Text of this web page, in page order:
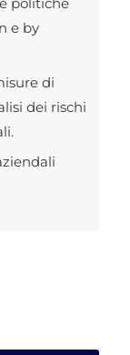
e by
di
dei rischi